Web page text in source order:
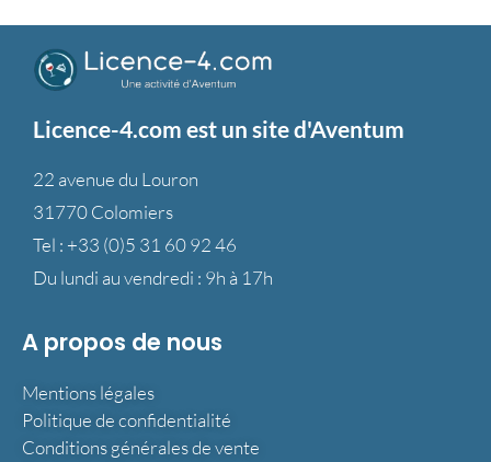
Licence-4.com est un site d'Aventum
22 avenue du Louron
31770 Colomiers
Tel : +33 (0)5 31 60 92 46
Du lundi au vendredi : 9h à 17h
A propos de nous
Mentions légales
Politique de confidentialité
Conditions générales de vente